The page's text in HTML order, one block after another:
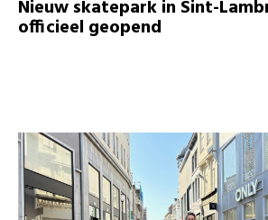
Nieuw skatepark in Sint-
officieel geopend